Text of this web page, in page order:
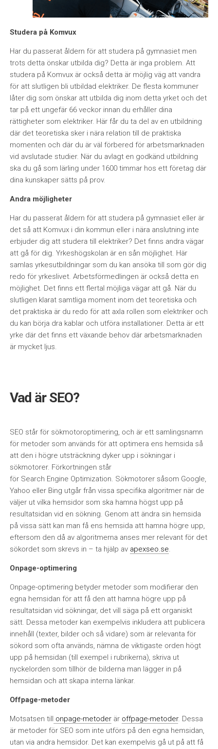
Studera på Komvux
Har du passerat åldern för att studera på gymnasiet men
trots detta önskar utbilda dig? Detta är inga problem. Att
studera på Komvux är också detta är möjlig väg att vandra
för att slutligen bli utbildad elektriker. De flesta kommuner
låter dig som önskar att utbilda dig inom detta yrket och det
tar på ett ungefär 66 veckor innan du erhåller dina
rättigheter som elektriker. Här får du ta del av en utbildning
där det teoretiska sker i nära relation till de praktiska
momenten och där du är väl förbered för arbetsmarknaden
vid avslutade studier. När du avlagt en godkänd utbildning
ska du gå som lärling under 1600 timmar hos ett företag där
dina kunskaper sätts på prov.
Andra möjligheter
Har du passerat åldern för att studera på gymnasiet eller är
det så att Komvux i din kommun eller i nära anslutning inte
erbjuder dig att studera till elektriker? Det finns andra vägar
att gå för dig. Yrkeshögskolan är en sån möjlighet. Här
samlas yrkesutbildningar som du kan ansöka till som gör dig
redo för yrkeslivet. Arbetsförmedlingen är också detta en
möjlighet. Det finns ett flertal möjliga vägar att gå. När du
slutligen klarat samtliga moment inom det teoretiska och
det praktiska är du redo för att axla rollen som elektriker och
du kan börja dra kablar och utföra installationer. Detta är ett
yrke där det finns ett växande behov där arbetsmarknaden
är mycket ljus.
Vad är SEO?
SEO står för sökmotoroptimering, och är ett samlingsnamn
för metoder som används för att optimera ens hemsida så
att den i högre utsträckning dyker upp i sökningar i
sökmotorer. Förkortningen står
för Search Engine Optimization. Sökmotorer såsom Google,
Yahoo eller Bing utgår från vissa specifika algoritmer när de
väljer ut vilka hemsidor som ska hamna högst upp på
resultatsidan vid en sökning. Genom att ändra sin hemsida
på vissa sätt kan man få ens hemsida att hamna högre upp,
eftersom den då av algoritmerna anses mer relevant för det
sökordet som skrevs in – ta hjälp av apexseo.se.
Onpage-optimering
Onpage-optimering betyder metoder som modifierar den
egna hemsidan för att få den att hamna högre upp på
resultatsidan vid sökningar, det vill säga på ett organiskt
sätt. Dessa metoder kan exempelvis inkludera att publicera
innehåll (texter, bilder och så vidare) som är relevanta för
sökord som ofta används, nämna de viktigaste orden högt
upp på hemsidan (till exempel i rubrikerna), skriva ut
nyckelorden som tillhör de bilderna man lägger in på
hemsidan och att skapa interna länkar.
Offpage-metoder
Motsatsen till onpage-metoder är offpage-metoder. Dessa
är metoder för SEO som inte utförs på den egna hemsidan,
utan via andra hemsidor. Det kan exempelvis gå ut på att få